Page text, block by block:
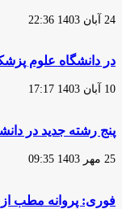
24 آبان 1403 22:36
در دانشگاه علوم
10 آبان 1403 17:17
پنج رشته جدید در
25 مهر 1403 09:35
فوری: پروانه مطب